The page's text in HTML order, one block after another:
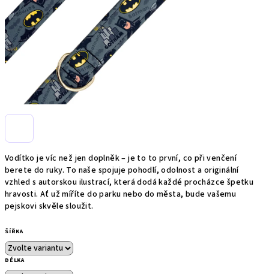
Vodítko je víc než jen doplněk – je to to první, co při venčení
berete do ruky. To naše spojuje pohodlí, odolnost a originální
vzhled s autorskou ilustrací, která dodá každé procházce špetku
hravosti. Ať už míříte do parku nebo do města, bude vašemu
pejskovi skvěle sloužit.
ŠÍŘKA
DÉLKA